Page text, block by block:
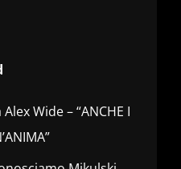
Wide – “ANCHE I